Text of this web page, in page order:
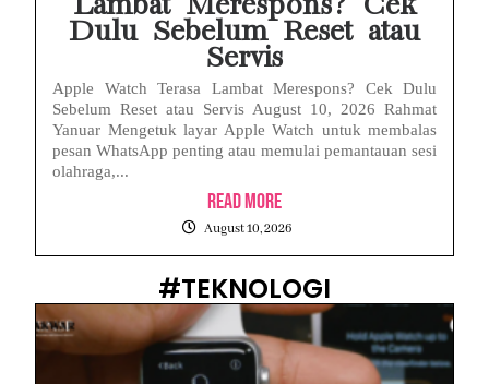
Dulu Sebelum Reset atau
Servis
Apple Watch Terasa Lambat Merespons? Cek Dulu
Sebelum Reset atau Servis August 10, 2026 Rahmat
Yanuar Mengetuk layar Apple Watch untuk membalas
pesan WhatsApp penting atau memulai pemantauan sesi
olahraga,...
Read More
August 10, 2026
#TEKNOLOGI